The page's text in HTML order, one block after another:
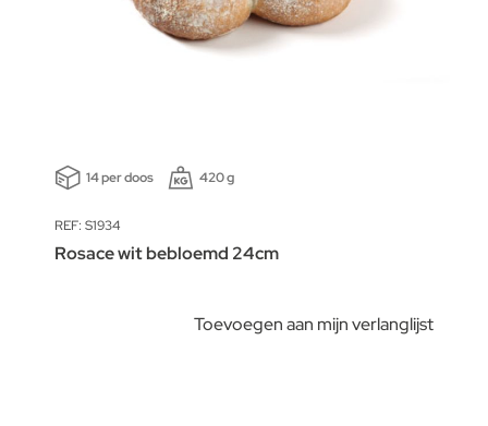
14 per doos 420 g
REF: S1934
Rosace wit bebloemd 24cm
Toevoegen aan mijn verlanglijst